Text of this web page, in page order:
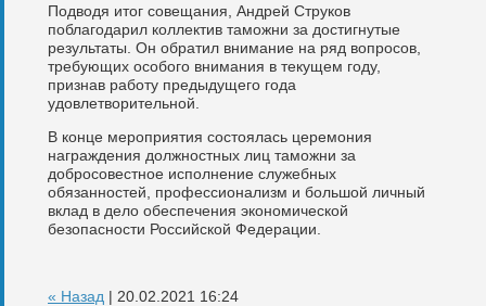
Подводя итог совещания, Андрей Струков
поблагодарил коллектив таможни за достигнутые
результаты. Он обратил внимание на ряд вопросов,
требующих особого внимания в текущем году,
признав работу предыдущего года
удовлетворительной.
В конце мероприятия состоялась церемония
награждения должностных лиц таможни за
добросовестное исполнение служебных
обязанностей, профессионализм и большой личный
вклад в дело обеспечения экономической
безопасности Российской Федерации.
« Назад | 20.02.2021 16:24